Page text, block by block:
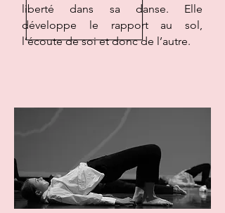
liberté dans sa danse. Elle
développe le rapport au sol,
l’écoute de soi et donc de l’autre.